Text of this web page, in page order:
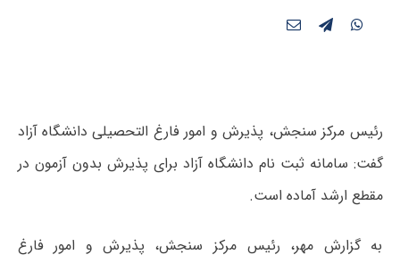
رئیس مرکز سنجش، پذیرش و امور فارغ التحصیلی دانشگاه آزاد
گفت: سامانه ثبت نام دانشگاه آزاد برای پذیرش بدون آزمون در
مقطع ارشد آماده است.
به گزارش مهر، رئیس مرکز سنجش، پذیرش و امور فارغ